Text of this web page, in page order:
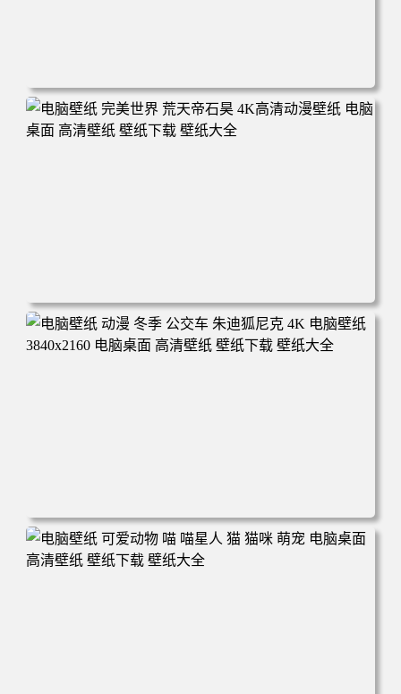
电脑壁纸 动漫 无限 罗小黑 罗小黑战记 罗小黑战记2 风息
鹿野师姐 电脑桌面 高清壁纸 壁纸下载 壁纸大全
电脑壁纸 完美世界 荒天帝石昊 4K高清动漫壁纸 电脑桌面
高清壁纸 壁纸下载 壁纸大全
电脑壁纸 动漫 冬季 公交车 朱迪狐尼克 4K 电脑壁纸 3840x2
160 电脑桌面 高清壁纸 壁纸下载 壁纸大全